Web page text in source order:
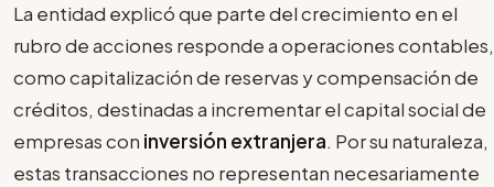
La entidad explicó que parte del crecimiento en el
rubro de acciones responde a operaciones contables,
como capitalización de reservas y compensación de
créditos, destinadas a incrementar el capital social de
empresas con inversión extranjera. Por su naturaleza,
estas transacciones no representan necesariamente